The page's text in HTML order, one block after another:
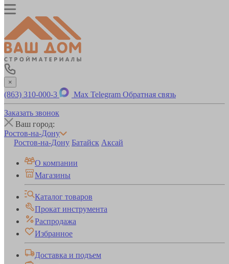
×
(863) 310-000-3 Max Telegram Обратная связь
Заказать звонок
Ваш город:
Ростов-на-Дону
Ростов-на-Дону Батайск Аксай
О компании
Магазины
Каталог товаров
Прокат инструмента
Распродажа
Избранное
Доставка и подъем